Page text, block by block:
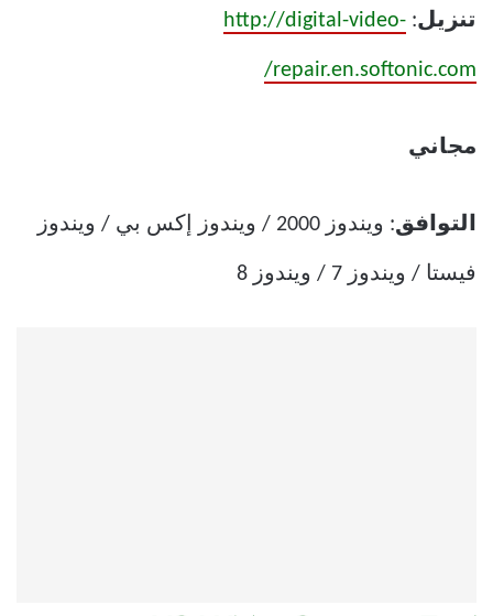
تنزيل:
http://digital-video-
repair.en.softonic.com/
مجاني
التوافق : ويندوز 2000 / ويندوز إكس بي / ويندوز
فيستا / ويندوز 7 / ويندوز 8